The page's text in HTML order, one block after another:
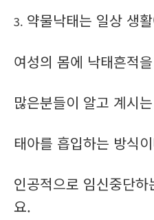
3. 약물낙태는 일상 생
여성의 몸에 낙태흔적
많은분들이 알고 계시
태아를 흡입하는 방식
인공적으로 임신중단
요.